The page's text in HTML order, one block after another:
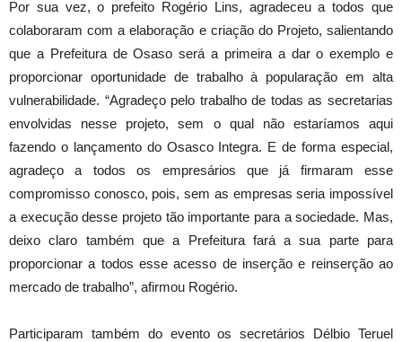
Por sua vez, o prefeito Rogério Lins, agradeceu a todos que
colaboraram com a elaboração e criação do Projeto, salientando
que a Prefeitura de Osaso será a primeira a dar o exemplo e
proporcionar oportunidade de trabalho à popularação em alta
vulnerabilidade. “Agradeço pelo trabalho de todas as secretarias
envolvidas nesse projeto, sem o qual não estaríamos aqui
fazendo o lançamento do Osasco Integra. E de forma especial,
agradeço a todos os empresários que já firmaram esse
compromisso conosco, pois, sem as empresas seria impossível
a execução desse projeto tão importante para a sociedade. Mas,
deixo claro também que a Prefeitura fará a sua parte para
proporcionar a todos esse acesso de inserção e reinserção ao
mercado de trabalho”, afirmou Rogério.
Participaram também do evento os secretários Délbio Teruel